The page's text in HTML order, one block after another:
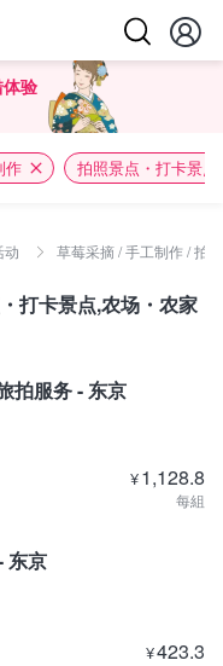
验
作 拍照景点・打卡景点
动 草莓采摘 / 手工制作 / 拍
打卡景点,农场・农家
拍服务 - 东京
¥1,128.8
每組
东京
¥423.3